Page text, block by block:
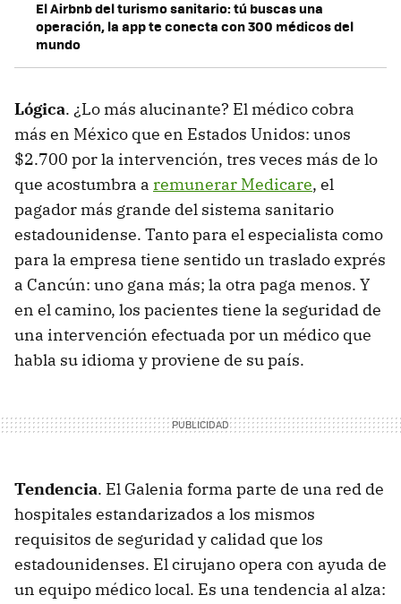
El Airbnb del turismo sanitario: tú buscas una
operación, la app te conecta con 300 médicos del
mundo
Lógica. ¿Lo más alucinante? El médico cobra
más en México que en Estados Unidos: unos
$2.700 por la intervención, tres veces más de lo
que acostumbra a remunerar Medicare, el
pagador más grande del sistema sanitario
estadounidense. Tanto para el especialista como
para la empresa tiene sentido un traslado exprés
a Cancún: uno gana más; la otra paga menos. Y
en el camino, los pacientes tiene la seguridad de
una intervención efectuada por un médico que
habla su idioma y proviene de su país.
Tendencia. El Galenia forma parte de una red de
hospitales estandarizados a los mismos
requisitos de seguridad y calidad que los
estadounidenses. El cirujano opera con ayuda de
un equipo médico local. Es una tendencia al alza: